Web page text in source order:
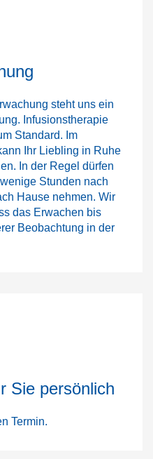
steht uns ein
Infusionstherapie
Standard. Im
Ihr Liebling in Ruhe
In der Regel dürfen
Stunden nach
Hause nehmen. Wir
das Erwachen bis
Beobachtung in der
Sie persönlich
Termin.